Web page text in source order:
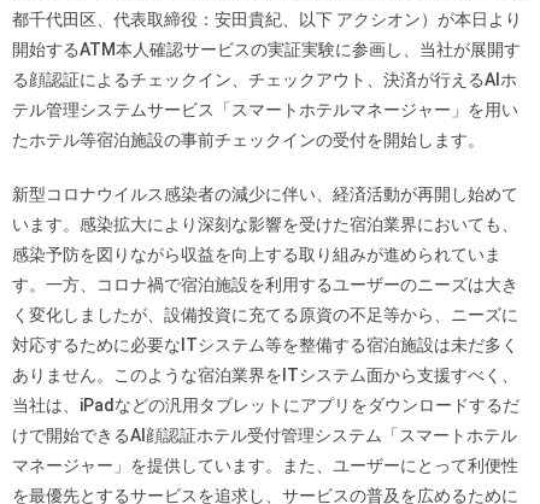
都千代田区、代表取締役：安田貴紀、以下 アクシオン）が本日より
開始するATM本人確認サービスの実証実験に参画し、当社が展開す
る顔認証によるチェックイン、チェックアウト、決済が行えるAIホ
テル管理システムサービス「スマートホテルマネージャー」を用い
たホテル等宿泊施設の事前チェックインの受付を開始します。
新型コロナウイルス感染者の減少に伴い、経済活動が再開し始めて
います。感染拡大により深刻な影響を受けた宿泊業界においても、
感染予防を図りながら収益を向上する取り組みが進められていま
す。一方、コロナ禍で宿泊施設を利用するユーザーのニーズは大き
く変化しましたが、設備投資に充てる原資の不足等から、ニーズに
対応するために必要なITシステム等を整備する宿泊施設は未だ多く
ありません。このような宿泊業界をITシステム面から支援すべく、
当社は、iPadなどの汎用タブレットにアプリをダウンロードするだ
けで開始できるAI顔認証ホテル受付管理システム「スマートホテル
マネージャー」を提供しています。また、ユーザーにとって利便性
を最優先とするサービスを追求し、サービスの普及を広めるために